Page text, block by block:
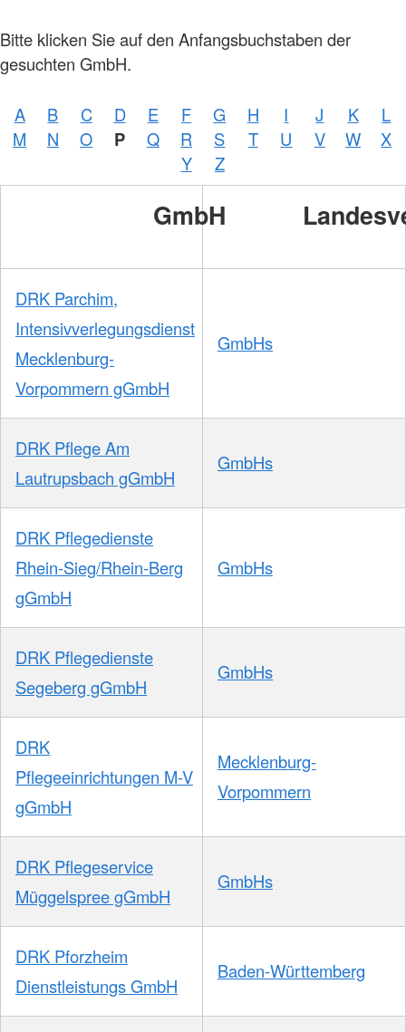
Bitte klicken Sie auf den Anfangsbuchstaben der
gesuchten GmbH.
A B C D E F G H I J K
L
M
N O P Q R S T U V W
X
Y
Z
GmbH
DRK Parchim,
Intensivverlegungsdienst
Mecklenburg-
Vorpommern gGmbH
GmbHs
DRK Pflege Am
Lautrupsbach gGmbH
GmbHs
DRK Pflegedienste
Rhein-Sieg/Rhein-Berg
gGmbH
GmbHs
DRK Pflegedienste
Segeberg gGmbH
GmbHs
DRK
Pflegeeinrichtungen M-V
gGmbH
Mecklenburg-
Vorpommern
DRK Pflegeservice
Müggelspree gGmbH
GmbHs
DRK Pforzheim
Dienstleistungs GmbH
Baden-Württemberg